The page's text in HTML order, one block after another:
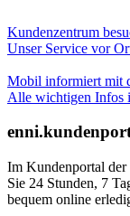
Kundenzentrum
Unser Service vor
Mobil informiert mit
Alle wichtigen Infos
Im Kundenportal
Sie 24 Stunden, 7
bequem online